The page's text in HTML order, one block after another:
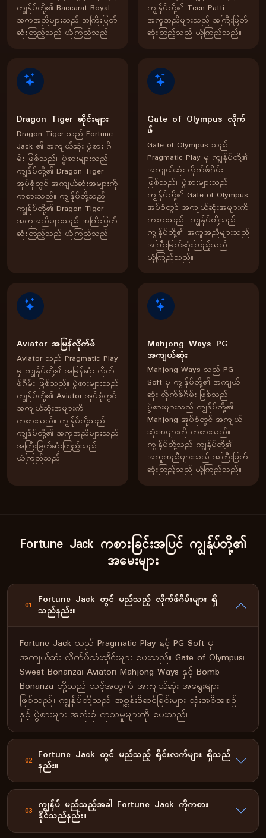
ကျွန်ုပ်တို့၏ Baccarat Royal
အကူအညီများသည် အကြီးမြတ်
ဆုံးတြည့်သည် ယုံကြည်သည်။
ကျွန်ုပ်တို့၏ Teen Patti
အကူအညီများသည် အကြီးမြတ်
ဆုံးတြည့်သည် ယုံကြည်သည်။
Dragon Tiger ဆိုင်းများ
Dragon Tiger သည် Fortune
Jack ၏ အကျယ်ဆုံး ပွဲစား ဂိ
မ်း ဖြစ်သည်။ ပွဲစားများသည်
ကျွန်ုပ်တို့၏ Dragon Tiger
အုပ်စုံတွင် အကျယ်ဆုံးအများကို
ကစားသည်။ ကျွန်ုပ်တို့သည်
ကျွန်ုပ်တို့၏ Dragon Tiger
အကူအညီများသည် အကြီးမြတ်
ဆုံးတြည့်သည် ယုံကြည်သည်။
Gate of Olympus လိုက်
ဖ်
Gate of Olympus သည်
Pragmatic Play မှ ကျွန်ုပ်တို့၏
အကျယ်ဆုံး လိုက်ဖ်ဂိမ်း
ဖြစ်သည်။ ပွဲစားများသည်
ကျွန်ုပ်တို့၏ Gate of Olympus
အုပ်စုံတွင် အကျယ်ဆုံးအများကို
ကစားသည်။ ကျွန်ုပ်တို့သည်
ကျွန်ုပ်တို့၏ အကူအညီများသည်
အကြီးမြတ်ဆုံးတြည့်သည်
ယုံကြည်သည်။
Aviator အမြန်လိုက်ဖ်
Aviator သည် Pragmatic Play
မှ ကျွန်ုပ်တို့၏ အမြန်ဆုံး လိုက်
ဖ်ဂိမ်း ဖြစ်သည်။ ပွဲစားများသည်
ကျွန်ုပ်တို့၏ Aviator အုပ်စုံတွင်
အကျယ်ဆုံးအများကို
ကစားသည်။ ကျွန်ုပ်တို့သည်
ကျွန်ုပ်တို့၏ အကူအညီများသည်
အကြီးမြတ်ဆုံးတြည့်သည်
ယုံကြည်သည်။
Mahjong Ways PG
အကျယ်ဆုံး
Mahjong Ways သည် PG
Soft မှ ကျွန်ုပ်တို့၏ အကျယ်
ဆုံး လိုက်ဖ်ဂိမ်း ဖြစ်သည်။
ပွဲစားများသည် ကျွန်ုပ်တို့၏
Mahjong အုပ်စုံတွင် အကျယ်
ဆုံးအများကို ကစားသည်။
ကျွန်ုပ်တို့သည် ကျွန်ုပ်တို့၏
အကူအညီများသည် အကြီးမြတ်
ဆုံးတြည့်သည် ယုံကြည်သည်။
Fortune Jack ကစားခြင်းအပြင် ကျွန်ုပ်တို့၏
အမေးများ
01 Fortune Jack တွင် မည်သည့် လိုက်ဖ်ဂိမ်းများ ရှိ
သည်နည်း။
Fortune Jack သည် Pragmatic Play နှင့် PG Soft မှ
အကျယ်ဆုံး လိုက်ဖ်သုံးဆိုင်းများ ပေးသည်။ Gate of Olympus၊
Sweet Bonanza၊ Aviator၊ Mahjong Ways နှင့် Bomb
Bonanza တို့သည် သင့်အတွက် အကျယ်ဆုံး အရွေးများ
ဖြစ်သည်။ ကျွန်ုပ်တို့သည် အစ္ဆန်းဒီဆင်ခြင်းများ သုံးအစီအစဉ်
နှင့် ပွဲစားများ အလုံးစုံ ကုသမှုများကို ပေးသည်။
02 Fortune Jack တွင် မည်သည့် ရိုင်းလက်များ ရှိသည်
နည်း။
03 ကျွန်ုပ် မည်သည့်အခါ Fortune Jack ကိုကစား
နိုင်သည်နည်း။